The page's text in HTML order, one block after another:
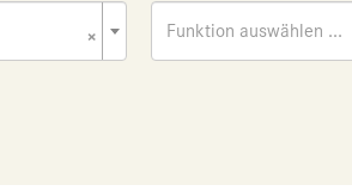
× Funktion auswählen ...